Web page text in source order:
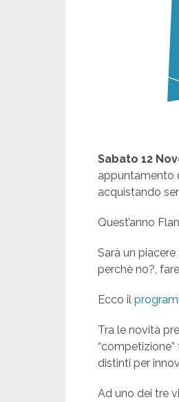
Sabato 12
appuntamento
acquistando
Quest’anno
Sarà un
perchè no?,
Ecco il
Tra le novità
distinti per
Ad uno dei tre